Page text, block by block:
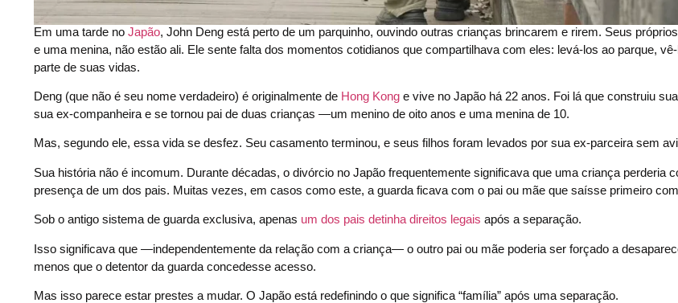
Em uma tarde no Japão, John Deng está perto de um parquinho, ouvindo outras crianças brincarem e rirem. Seus
e uma menina, não estão ali. Ele sente falta dos momentos cotidianos que compartilhava com eles: levá-los ao parque,
parte de suas vidas.
Deng (que não é seu nome verdadeiro) é originalmente de Hong Kong e vive no Japão há 22 anos. Foi lá que construiu
sua ex-companheira e se tornou pai de duas crianças —um menino de oito anos e uma menina de 10.
Mas, segundo ele, essa vida se desfez. Seu casamento terminou, e seus filhos foram levados por sua ex-parceira sem
Sua história não é incomum. Durante décadas, o divórcio no Japão frequentemente significava que uma criança perderia
presença de um dos pais. Muitas vezes, em casos como este, a guarda ficava com o pai ou mãe que saísse primeiro
Sob o antigo sistema de guarda exclusiva, apenas um dos pais detinha direitos legais após a separação.
Isso significava que —independentemente da relação com a criança— o outro pai ou mãe poderia ser forçado a
menos que o detentor da guarda concedesse acesso.
Mas isso parece estar prestes a mudar. O Japão está redefinindo o que significa “família” após uma separação.